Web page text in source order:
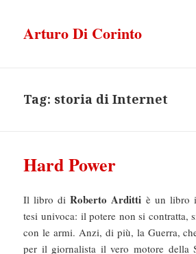
Arturo Di Corinto
Tag: storia di Internet
Hard Power
Il libro diRoberto Arditti è un libro
tesi univoca: il potere non si contratta,
con le armi. Anzi, di più, la Guerra,
per il giornalista il vero motore della